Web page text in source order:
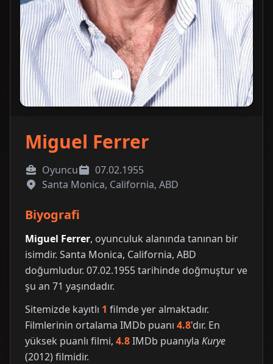
Miguel Ferrer
Oyuncu
07.02.1955
Santa Monica, California, ABD
Biyografi
Miguel Ferrer, oyunculuk alanında tanınan bir
isimdir. Santa Monica, California, ABD
doğumludur. 07.02.1955 tarihinde doğmuştur ve
şu an 71 yaşındadır.
Sitemizde kayıtlı 1 filmde yer almaktadır.
Filmlerinin ortalama IMDb puanı 4.8'dır. En
yüksek puanlı filmi, 4.8IMDb puanıyla Kurye
(2012) filmidir.